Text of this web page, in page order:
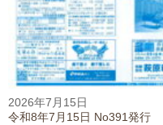
2026年7月15日
令和8年7月15日 No391発行